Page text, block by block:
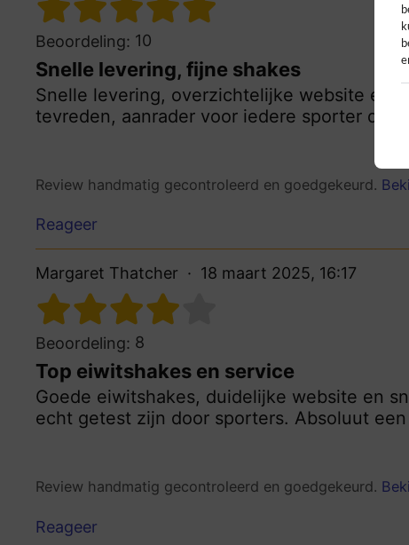
Beoordeling: 10
Snelle levering, fijne shakes
Snelle levering, overzichtelijke website en
tevreden, aanrader voor iedere sporter die
Review handmatig gecontroleerd en goedgekeurd.
Reageer
Margaret Thatcher 18 maart 2025, 16:17
Beoordeling: 8
Top eiwitshakes en service
Goede eiwitshakes, duidelijke website en
echt getest zijn door sporters. Absoluut
Review handmatig gecontroleerd en goedgekeurd.
Reageer